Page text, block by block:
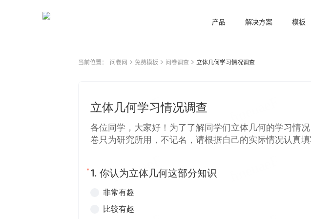
产品 解决方案 模板
当前位置： 问卷网 免费模板 问卷调查 立体几何学习情况调查